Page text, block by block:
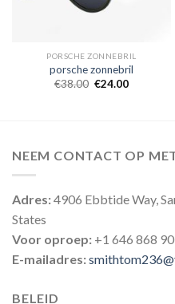
PORSCHE ZONNEBRIL
porsche zonnebril
€38.00 €24.00
NEEM CONTACT OP
Adres:4906 Ebbtide Way,
States
Voor oproep: +1 646 868
E-mailadres:
BELEID